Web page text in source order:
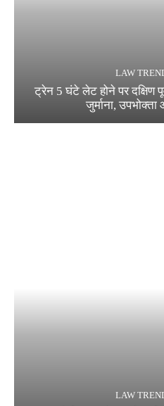
LAW
ट्रेन 5 घंटे लेट होने पर दक्षिण
जुर्माना,
LAW